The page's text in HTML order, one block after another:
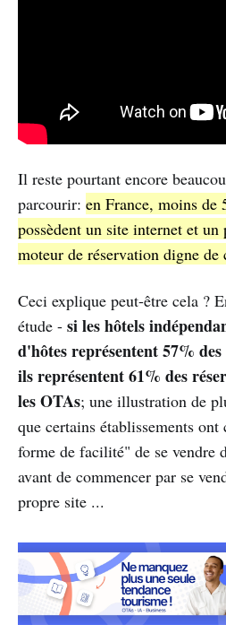
Il reste pourtant encore
parcourir: en France, moins de
possèdent un site internet et
moteur de réservation digne de
Ceci explique peut-être cela ?
étude - si les hôtels
d'hôtes représentent 57%
ils représentent 61% des
les OTAs; une illustration de
que certains établissements
forme de facilité" de se vendre
avant de commencer par se
propre site ...